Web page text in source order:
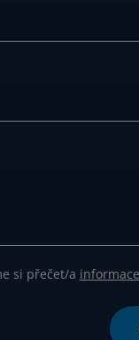
si přečet/a